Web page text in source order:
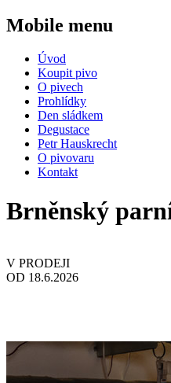
Mobile menu
Úvod
Koupit pivo
O pivech
Prohlídky
Den sládkem
Degustace
Petr Hauskrecht
O pivovaru
Kontakt
Brněnský
V PRODEJI
OD 18.6.2026